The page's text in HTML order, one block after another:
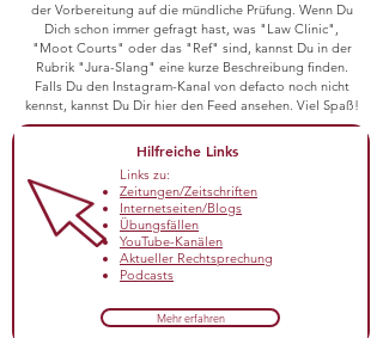
der Vorbereitung auf die mündliche Prüfung. Wenn Du
Dich schon immer gefragt hast, was "Law Clinic",
"Moot Courts" oder das "Ref" sind, kannst Du in der
Rubrik "Jura-Slang" eine kurze Beschreibung finden.
Falls Du den Instagram-Kanal von defacto noch nicht
kennst, kannst Du Dir hier den Feed ansehen. Viel Spaß!
Hilfreiche Links
Links zu:
Zeitungen/Zeitschriften
Internetseiten/Blogs
Übungsfällen
YouTube-Kanälen
Aktueller Rechtsprechung
Podcasts
Mehr erfahren